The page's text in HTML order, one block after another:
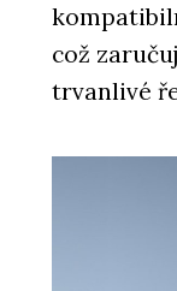
což
trvanlivé